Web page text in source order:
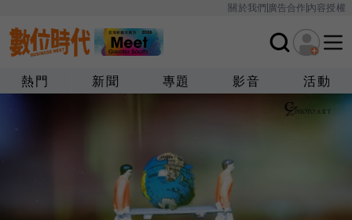
關於我們廣告合作內容授權
熱門 新聞 專題 影音 活動